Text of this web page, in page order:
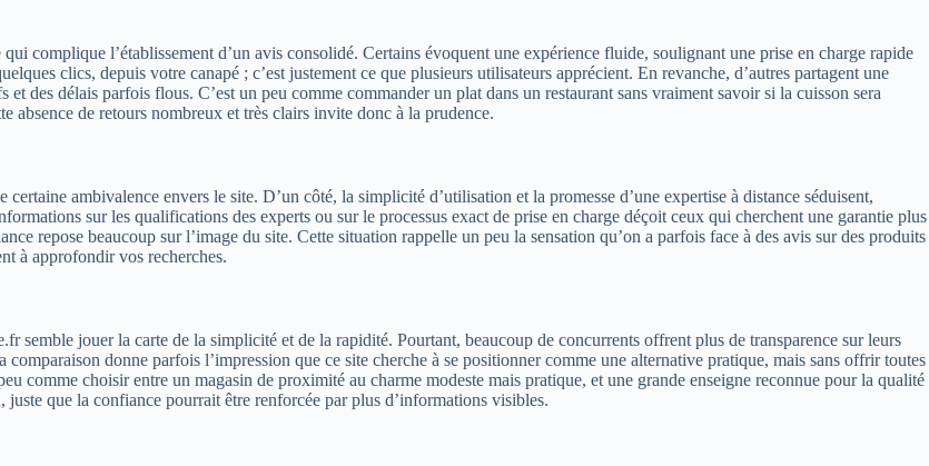
complique l’établissement d’un avis consolidé. Certains évoquent une expérience fluide, soulignant une prise en charge rapide
clics, depuis votre canapé ; c’est justement ce que plusieurs utilisateurs apprécient. En revanche, d’autres partagent une
des délais parfois flous. C’est un peu comme commander un plat dans un restaurant sans vraiment savoir si la cuisson sera
absence de retours nombreux et très clairs invite donc à la prudence.
ambivalence envers le site. D’un côté, la simplicité d’utilisation et la promesse d’une expertise à distance séduisent,
sur les qualifications des experts ou sur le processus exact de prise en charge déçoit ceux qui cherchent une garantie plus
repose beaucoup sur l’image du site. Cette situation rappelle un peu la sensation qu’on a parfois face à des avis sur des produits
à approfondir vos recherches.
semble jouer la carte de la simplicité et de la rapidité. Pourtant, beaucoup de concurrents offrent plus de transparence sur leurs
donne parfois l’impression que ce site cherche à se positionner comme une alternative pratique, mais sans offrir toutes
comme choisir entre un magasin de proximité au charme modeste mais pratique, et une grande enseigne reconnue pour la qualité
que la confiance pourrait être renforcée par plus d’informations visibles.